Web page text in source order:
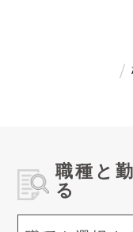
職種と
る